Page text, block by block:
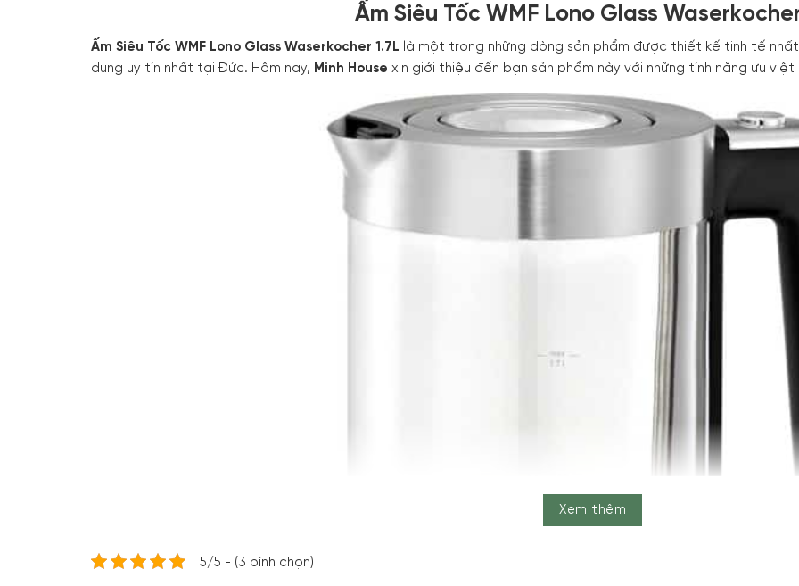
Ấm Siêu Tốc WMF Lono Glass Waserkocher
Ấm Siêu Tốc WMF Lono Glass Waserkocher 1.7L là một trong những dòng sản phẩm được thiết kế tinh tế
dụng uy tín nhất tại Đức. Hôm nay, Minh House xin giới thiệu đến bạn sản phẩm này với những tính năng ưu việt
Xem thêm
5/5 - (3 bình chọn)